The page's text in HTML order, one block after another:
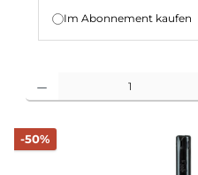
Im Abonnement kaufen
Produkt Anzahl: Gib den
-50%Rabatt